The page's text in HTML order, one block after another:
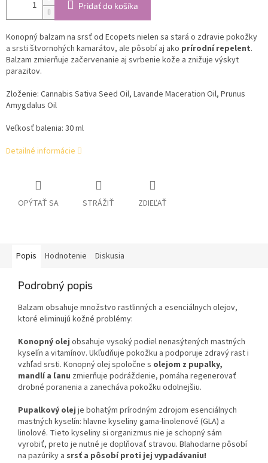
Pridať do košíka
Konopný balzam na srsť od Ecopets nielen sa stará o zdravie pokožky
a srsti štvornohých kamarátov, ale pôsobí aj ako prírodní repelent.
Balzam zmierňuje začervenanie aj svrbenie kože a znižuje výskyt
parazitov.
Zloženie: Cannabis Sativa Seed Oil, Lavande Maceration Oil, Prunus
Amygdalus Oil
Veľkosť balenia: 30 ml
Detailné informácie
OPÝTAŤ SA STRÁŽIŤ ZDIEĽAŤ
Popis Hodnotenie Diskusia
Podrobný popis
Balzam obsahuje množstvo rastlinných a esenciálnych olejov,
ktoré eliminujú kožné problémy:
Konopný olej obsahuje vysoký podiel nenasýtených mastných
kyselín a vitamínov. Ukľudňuje pokožku a podporuje zdravý rast i
vzhľad srsti. Konopný olej spoločne s olejom z pupalky,
mandlí a ľanu zmierňuje podráždenie, pomáha regenerovať
drobné poranenia a zanecháva pokožku odolnejšiu.
Pupalkový olej je bohatým prírodným zdrojom esenciálnych
mastných kyselín: hlavne kyseliny gama-linolenové (GLA) a
linolové. Tieto kyseliny si organizmus nie je schopný sám
vyrobiť, preto je nutné je doplňovať stravou. Blahodarne pôsobí
na pazúriky a srsť a pôsobí proti jej vypadávaniu!